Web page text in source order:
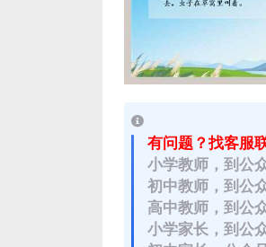
有问题？找客服
小学教师，到公
初中教师，到公
高中教师，到公
小学家长，到公